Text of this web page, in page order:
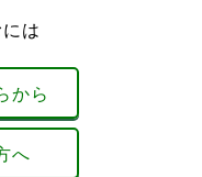
は
から
へ